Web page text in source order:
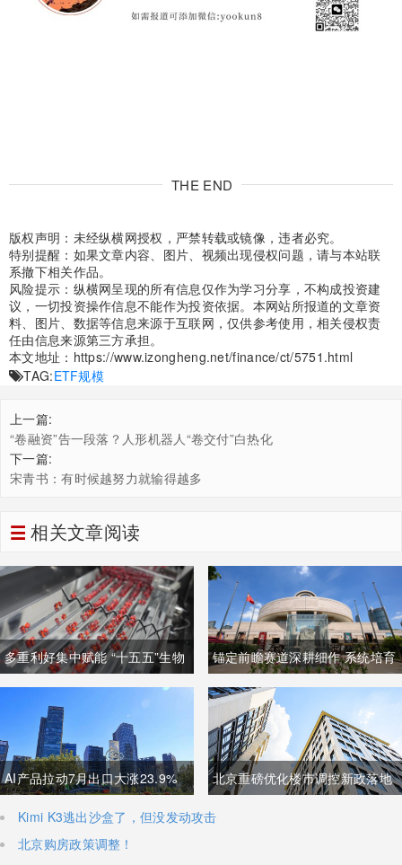
THE END
版权声明：未经纵横网授权，严禁转载或镜像，违者必究。
特别提醒：如果文章内容、图片、视频出现侵权问题，请与本站联
系撤下相关作品。
风险提示：纵横网呈现的所有信息仅作为学习分享，不构成投资建
议，一切投资操作信息不能作为投资依据。本网站所报道的文章资
料、图片、数据等信息来源于互联网，仅供参考使用，相关侵权责
任由信息来源第三方承担。
本文地址： https://www.izongheng.net/finance/ct/5751.html
TAG:ETF规模
上一篇:
“卷融资”告一段落？人形机器人“卷交付”白热化
下一篇:
宋青书：有时候越努力就输得越多
相关文章阅读
多重利好集中赋能 “十五五”生物
制造迈入万亿级黄金发展周期
锚定前瞻赛道深耕细作 系统培育
壮大高质量未来产业
AI产品拉动7月出口大涨23.9%
强劲外需稳固国内经济基本盘
北京重磅优化楼市调控新政落地
非京籍购房社保门槛降至一年
Kimi K3逃出沙盒了，但没发动攻击
北京购房政策调整！